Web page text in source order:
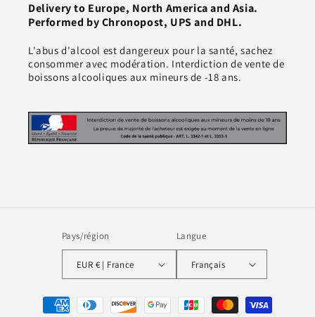
Delivery to Europe, North America and Asia.
Performed by Chronopost, UPS and DHL.
L'abus d'alcool est dangereux pour la santé, sachez
consommer avec modération. Interdiction de vente de
boissons alcooliques aux mineurs de -18 ans.
Pays/région
EUR € | France
Langue
Français
Moyens